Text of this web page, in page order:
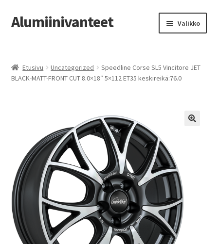
Siirry
navigointiin
Siirry
sisältöön
Alumiinivanteet Valikko
Kauppa
Vanteiden osto-opas
Auton renkaat
Yhteystiedot
Etusivu Uncategorized
Speedline Corse SL5 Vincitore JET
BLACK-MATT-FRONT CUT 8.0×18″ 5×112 ET35 keskireikä:76.0